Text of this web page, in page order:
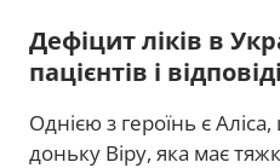
Дефіцит ліків в
пацієнтів і
Однією з героїнь є
доньку Віру, яка має